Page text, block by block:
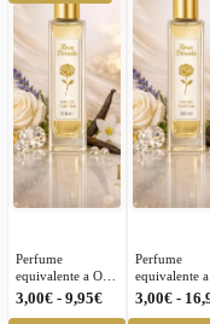
Perfume
equivalente a Oud
Wood Intense
Tom Ford Unisex
3,00€ - 9,95€Rango
de
Perfume
equivalente a
Wanted Girl
Azzaro para
3,00€ -